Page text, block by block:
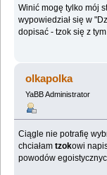
Winić mogę tylko mój
wypowiedział się w
dopisać - tzok się z
olkapolka
YaBB Administrator
Ciągle nie potrafię
chciałamtzokowi
powodów